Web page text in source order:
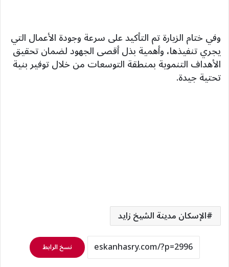
وفي ختام الزيارة تم التأكيد على سرعة وجودة الأعمال التي
يجري تنفيذها، وأهمية بذل أقصى الجهود لضمان تحقيق
الأهداف التنموية بمنطقة التوسعات من خلال توفير بنية
تحتية جيدة.
الإسكان مدينة الشيخ زايد
نسخ الرابط